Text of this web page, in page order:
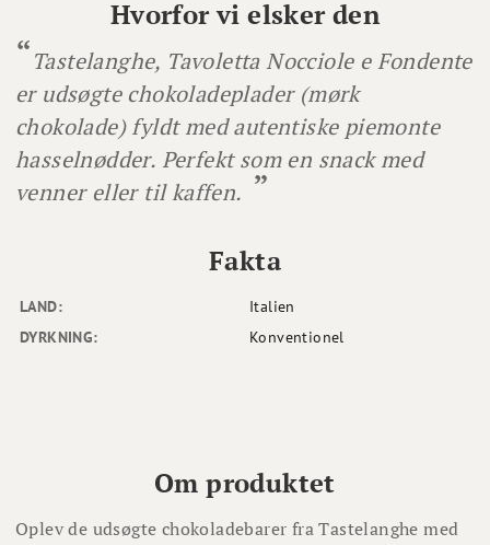
Hvorfor vi elsker den
Tastelanghe, Tavoletta Nocciole e Fondente
er udsøgte chokoladeplader (mørk
chokolade) fyldt med autentiske piemonte
hasselnødder. Perfekt som en snack med
venner eller til kaffen.
LAND:
Italien
DYRKNING:
Konventionel
Fakta
Om produktet
Oplev de udsøgte chokoladebarer fra Tastelanghe med